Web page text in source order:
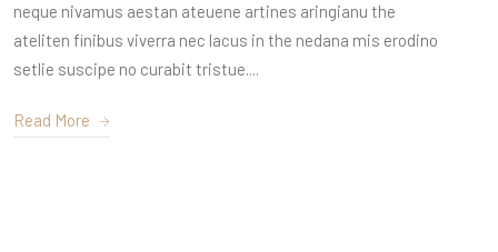
neque nivamus aestan ateuene artines aringianu the
ateliten finibus viverra nec lacus in the nedana mis erodino
setlie suscipe no curabit tristue....
Read More